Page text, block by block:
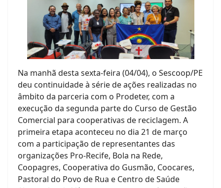
Na manhã desta sexta-feira (04/04), o Sescoop/PE
deu continuidade à série de ações realizadas no
âmbito da parceria com o Prodeter, com a
execução da segunda parte do Curso de Gestão
Comercial para cooperativas de reciclagem. A
primeira etapa aconteceu no dia 21 de março
com a participação de representantes das
organizações Pro-Recife, Bola na Rede,
Coopagres, Cooperativa do Gusmão, Coocares,
Pastoral do Povo de Rua e Centro de Saúde